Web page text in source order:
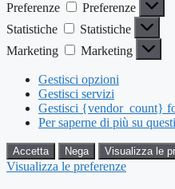
Preferenze
Preferenze
Statistiche
Statistiche
Marketing
Marketing
Gestisci opzioni
Gestisci servizi
Gestisci {vendor_count}
Per saperne di più su
Accetta Nega Visualizza le
Visualizza le preferenze